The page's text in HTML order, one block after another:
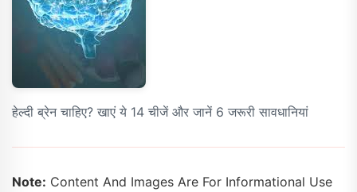
हेल्दी ब्रेन चाहिए? खाएं ये 14 चीजें और जानें 6 जरूरी सावधानियां
Note: Content And Images Are For Informational Use